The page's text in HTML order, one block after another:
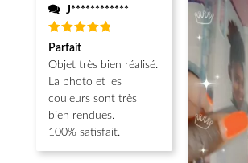
J************
Note5
sur 5
Parfait
Objet très bien réalisé.
La photo et les
couleurs sont très
bien rendues.
100% satisfait.